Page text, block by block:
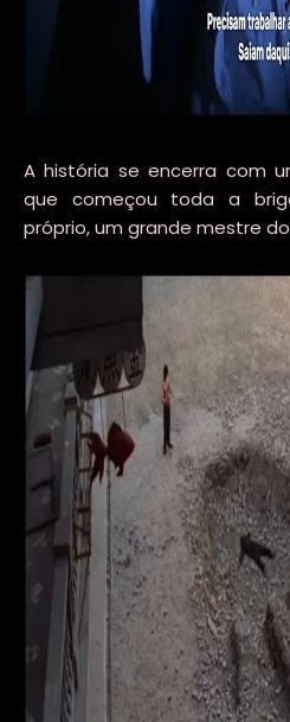
A história se encerra com
que começou toda a
próprio, um grande mestre do